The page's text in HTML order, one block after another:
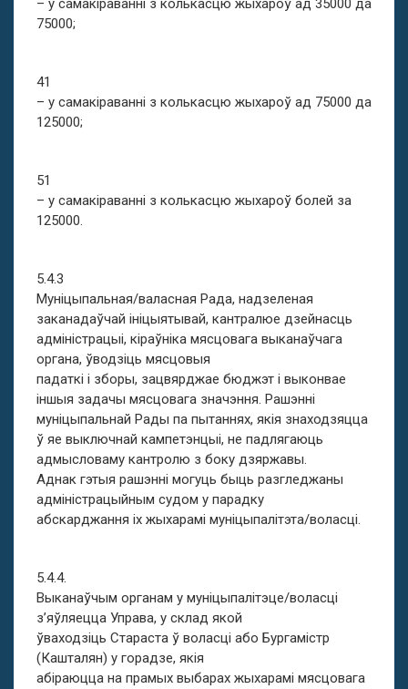
– у самакіраванні з колькасцю жыхароў ад 35000 да
75000;
41
– у самакіраванні з колькасцю жыхароў ад 75000 да
125000;
51
– у самакіраванні з колькасцю жыхароў болей за
125000.
5.4.3
Муніцыпальная/валасная Рада, надзеленая
заканадаўчай ініцыятывай, кантралюе дзейнасць
адміністрацыі, кіраўніка мясцовага выканаўчага
органа, ўводзіць мясцовыя
падаткі і зборы, зацвярджае бюджэт і выконвае
іншыя задачы мясцовага значэння. Рашэнні
муніцыпальнай Рады па пытаннях, якія знаходзяцца
ў яе выключнай кампетэнцыі, не падлягаюць
адмысловаму кантролю з боку дзяржавы.
Аднак гэтыя рашэнні могуць быць разгледжаны
адміністрацыйным судом у парадку
абскарджання іх жыхарамі муніцыпалітэта/воласці.
5.4.4.
Выканаўчым органам у муніцыпалітэце/воласці
з’яўляецца Управа, у склад якой
ўваходзіць Стараста ў воласці або Бургамістр
(Кашталян) у горадзе, якія
абіраюцца на прамых выбарах жыхарамі мясцовага